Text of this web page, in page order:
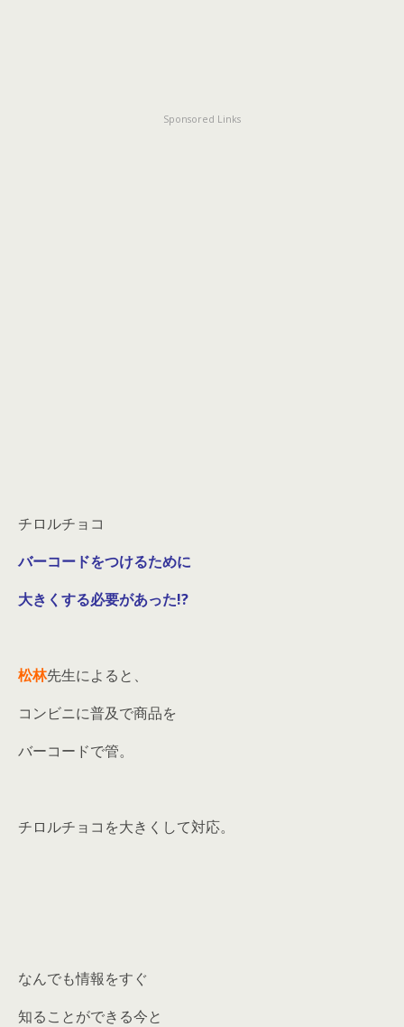
Sponsored Links
チロルチョコ
バーコードをつけるために
大きくする必要があった!?
松林先生によると、
コンビニに普及で商品を
バーコードで管。
チロルチョコを大きくして対応。
なんでも情報をすぐ
知ることができる今と